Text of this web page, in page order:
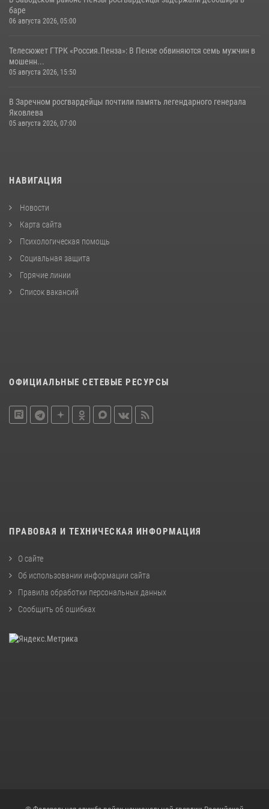
баре
06 августа 2026, 05:00
Телесюжет ГТРК «Россия.Пенза»: В Пензе обвиняются семь мужчин в
мошенн...
05 августа 2026, 15:50
В Заречном росгвардейцы почтили память легендарного генерала
Яковлева
05 августа 2026, 07:00
НАВИГАЦИЯ
Новости
Карта сайта
Психологическая помощь
Социальная защита
Горячие линии
Список вакансий
ОФИЦИАЛЬНЫЕ СЕТЕВЫЕ РЕСУРСЫ
ПРАВОВАЯ И ТЕХНИЧЕСКАЯ ИНФОРМАЦИЯ
О сайте
Об использовании информации сайта
Правила обработки персональных данных
Сообщить об ошибках